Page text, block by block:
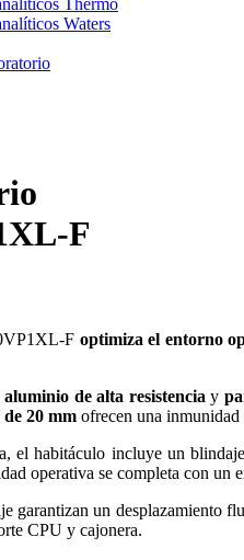
Thermo
Waters
F
F optimiza el entorno
de alta resistencia y
20 mm ofrecen una
el habitáculo incluye un
operativa se completa con un
garantizan un desplazamiento
CPU y cajonera.